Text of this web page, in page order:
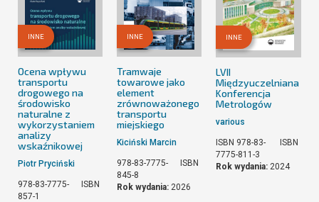
INNE
Ocena wpływu
transportu
drogowego na
środowisko
naturalne z
wykorzystaniem
analizy
wskaźnikowej
Piotr Pryciński
978-83-7775-
857-1
ISBN
INNE
Tramwaje
towarowe jako
element
zrównoważonego
transportu
miejskiego
Kiciński Marcin
978-83-7775-
845-8
ISBN
Rok wydania: 2026
INNE
LVII
Międzyuczelniana
Konferencja
Metrologów
various
ISBN 978-83-
7775-811-3
ISBN
Rok wydania: 2024